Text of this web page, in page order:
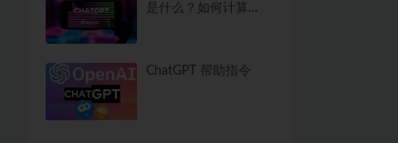
是什么？如何计算
ChatGPT 帮助指令